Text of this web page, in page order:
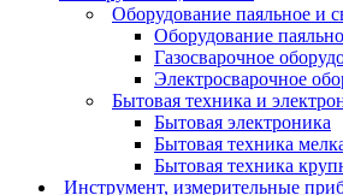
Оборудование паяльное и
Оборудование
Газосварочное
Электросварочное
Бытовая техника и
Бытовая электроника
Бытовая техника
Бытовая техника
Инструмент, измерительные